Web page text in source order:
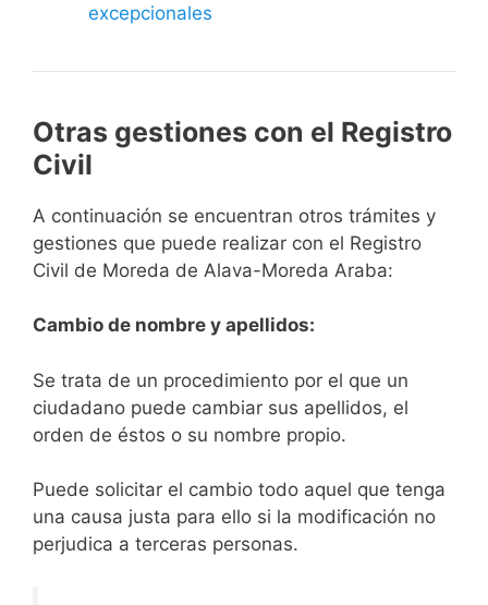
excepcionales
Otras gestiones con el Registro
Civil
A continuación se encuentran otros trámites y
gestiones que puede realizar con el Registro
Civil de Moreda de Alava-Moreda Araba:
Cambio de nombre y apellidos:
Se trata de un procedimiento por el que un
ciudadano puede cambiar sus apellidos, el
orden de éstos o su nombre propio.
Puede solicitar el cambio todo aquel que tenga
una causa justa para ello si la modificación no
perjudica a terceras personas.